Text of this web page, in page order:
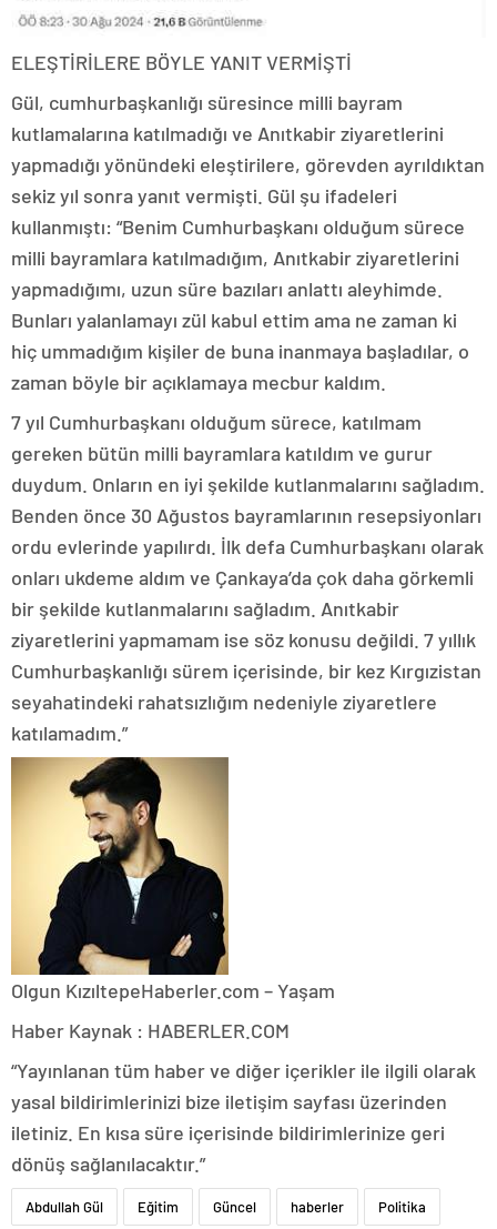
ELEŞTİRİLERE BÖYLE YANIT VERMİŞTİ
Gül, cumhurbaşkanlığı süresince milli bayram
kutlamalarına katılmadığı ve Anıtkabir ziyaretlerini
yapmadığı yönündeki eleştirilere, görevden ayrıldıktan
sekiz yıl sonra yanıt vermişti. Gül şu ifadeleri
kullanmıştı: “Benim Cumhurbaşkanı olduğum sürece
milli bayramlara katılmadığım, Anıtkabir ziyaretlerini
yapmadığımı, uzun süre bazıları anlattı aleyhimde.
Bunları yalanlamayı zül kabul ettim ama ne zaman ki
hiç ummadığım kişiler de buna inanmaya başladılar, o
zaman böyle bir açıklamaya mecbur kaldım.
7 yıl Cumhurbaşkanı olduğum sürece, katılmam
gereken bütün milli bayramlara katıldım ve gurur
duydum. Onların en iyi şekilde kutlanmalarını sağladım.
Benden önce 30 Ağustos bayramlarının resepsiyonları
ordu evlerinde yapılırdı. İlk defa Cumhurbaşkanı olarak
onları ukdeme aldım ve Çankaya’da çok daha görkemli
bir şekilde kutlanmalarını sağladım. Anıtkabir
ziyaretlerini yapmamam ise söz konusu değildi. 7 yıllık
Cumhurbaşkanlığı sürem içerisinde, bir kez Kırgızistan
seyahatindeki rahatsızlığım nedeniyle ziyaretlere
katılamadım.”
Olgun KızıltepeHaberler.com – Yaşam
Haber Kaynak : HABERLER.COM
“Yayınlanan tüm haber ve diğer içerikler ile ilgili olarak
yasal bildirimlerinizi bize iletişim sayfası üzerinden
iletiniz. En kısa süre içerisinde bildirimlerinize geri
dönüş sağlanılacaktır.”
Abdullah Gül Eğitim Güncel haberler Politika